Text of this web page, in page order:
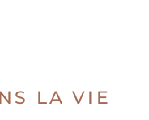
LA VIE